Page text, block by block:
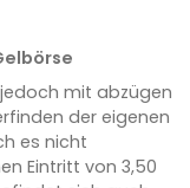
mit abzügen
der eigenen
es nicht
Eintritt von 3,50